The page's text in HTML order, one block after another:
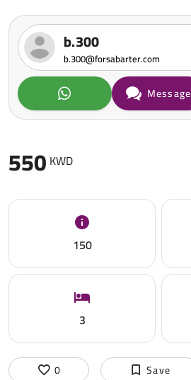
550 KWD
150
3
0 Save
b.300
b.300@forsabarter.com
Message